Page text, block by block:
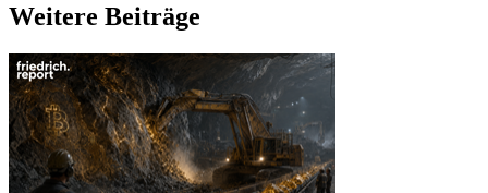
Weitere Beiträge